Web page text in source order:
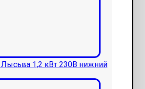
1,2 кВт 230В нижний